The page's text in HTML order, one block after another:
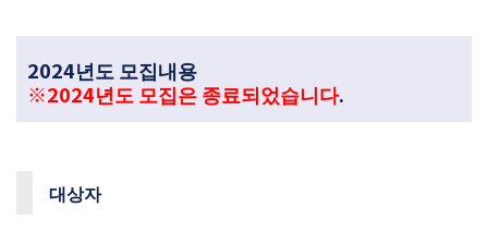
2024년도 모집내용
※2024년도 모집은 종료되었습니다.
대상자